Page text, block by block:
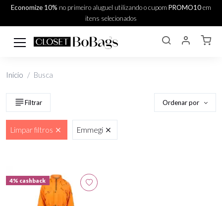
Economize 10% no primeiro aluguel utilizando o cupom PROMO10em
itens selecionados
Início Busca
Filtrar Ordenar por
Limpar filtros Emmegi
4% cashback